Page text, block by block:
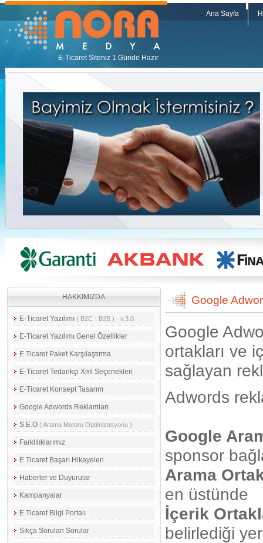
E-Ticaret Siteniz 1 Günde Hazır
Ana Sayfa
HAKKIMIZDA
E-Ticaret Yazılımı ( B2C - B2B ) - v.3.0
E-Ticaret Yazılımı Genel Özellikler
E Ticaret Paket Karşılaştırma
E-Ticaret Tedarikçi Xml Seçenekleri
E-Ticaret Konsept Tasarım
Google Adwords Reklamları
S.E.O ( Arama Motoru Optimizasyonu )
Farklılıklarımız
E Ticaret Başarı Hikayeleri
Haberler ve Duyurular
Kampanyalar
E Ticaret Bilgi Portalı
Sıkça Sorulan Sorular
Google
Google
ortakları ve
sağlayan
Adwords
Google
sponsor
Arama
en üstünde
İçerik
belirlediği